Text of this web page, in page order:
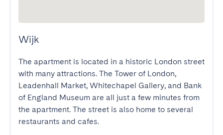
Wijk
The apartment is located in a historic London street
with many attractions. The Tower of London,
Leadenhall Market, Whitechapel Gallery, and Bank
of England Museum are all just a few minutes from
the apartment. The street is also home to several
restaurants and cafes.